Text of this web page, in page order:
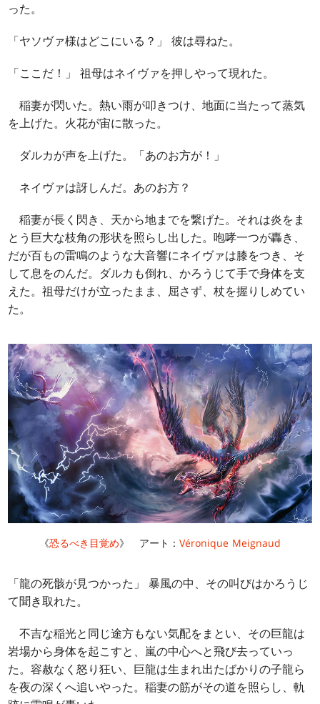
った。
「ヤソヴァ様はどこにいる？」 彼は尋ねた。
「ここだ！」 祖母はネイヴァを押しやって現れた。
稲妻が閃いた。熱い雨が叩きつけ、地面に当たって蒸気
を上げた。火花が宙に散った。
ダルカが声を上げた。「あのお方が！」
ネイヴァは訝しんだ。あのお方？
稲妻が長く閃き、天から地までを繋げた。それは炎をま
とう巨大な枝角の形状を照らし出した。咆哮一つが轟き、
だが百もの雷鳴のような大音響にネイヴァは膝をつき、そ
して息をのんだ。ダルカも倒れ、かろうじて手で身体を支
えた。祖母だけが立ったまま、屈さず、杖を握りしめてい
た。
《恐るべき目覚め》 アート： Véronique Meignaud
「龍の死骸が見つかった」 暴風の中、その叫びはかろうじ
て聞き取れた。
不吉な稲光と同じ途方もない気配をまとい、その巨龍は
岩場から身体を起こすと、嵐の中心へと飛び去っていっ
た。容赦なく怒り狂い、巨龍は生まれ出たばかりの子龍ら
を夜の深くへ追いやった。稲妻の筋がその道を照らし、軌